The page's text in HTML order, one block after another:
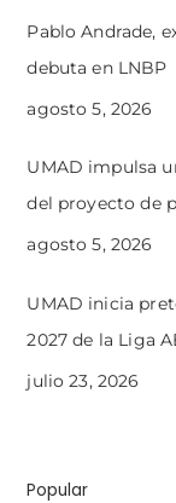
Pablo Andrade,
debuta en LNBP
agosto 5, 2026
UMAD impulsa
del proyecto de
agosto 5, 2026
UMAD inicia
2027 de la Liga
julio 23, 2026
Popular